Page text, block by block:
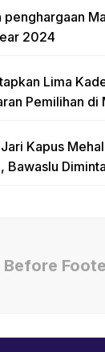
penghargaan
2024
Lima
Pemilihan di
Kapus
Bawaslu